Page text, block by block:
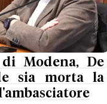
Modena, De
sia morta la